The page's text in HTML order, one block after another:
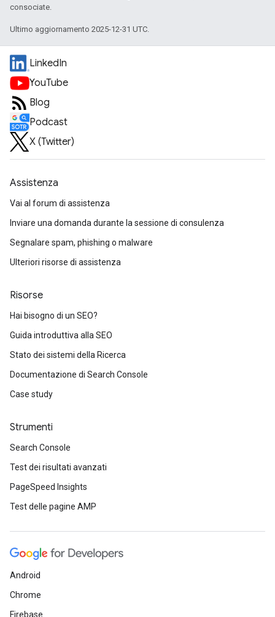
consociate.
Ultimo aggiornamento 2025-12-31 UTC.
LinkedIn
YouTube
Blog
Podcast
X (Twitter)
Assistenza
Vai al forum di assistenza
Inviare una domanda durante la sessione di consulenza
Segnalare spam, phishing o malware
Ulteriori risorse di assistenza
Risorse
Hai bisogno di un SEO?
Guida introduttiva alla SEO
Stato dei sistemi della Ricerca
Documentazione di Search Console
Case study
Strumenti
Search Console
Test dei risultati avanzati
PageSpeed Insights
Test delle pagine AMP
Android
Chrome
Firebase